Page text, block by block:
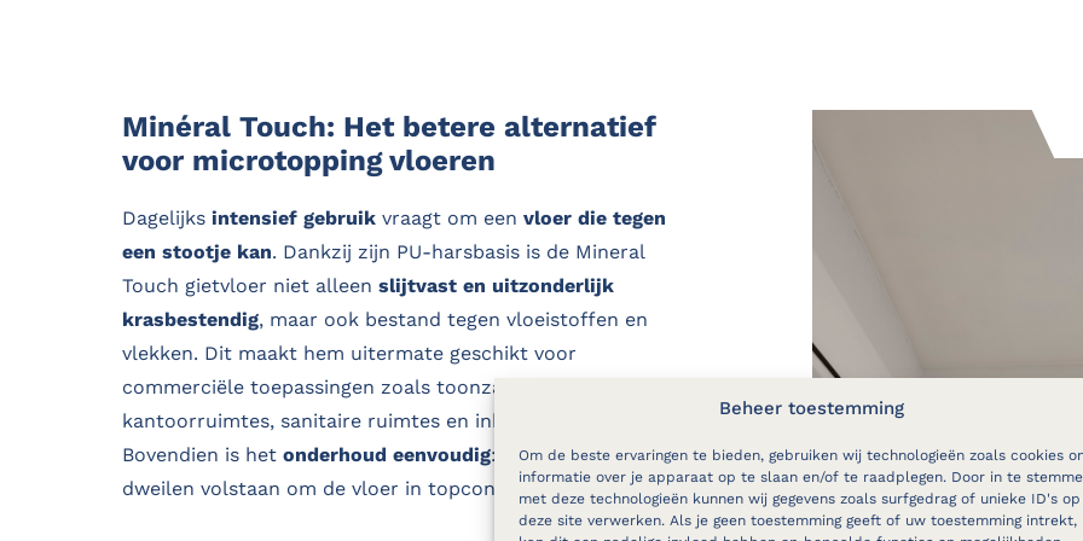
Beheer toestemming
Om de beste ervaringen te bieden, gebruiken wij technologieën zoals cookies
informatie over je apparaat op te slaan en/of te raadplegen. Door in te
met deze technologieën kunnen wij gegevens zoals surfgedrag of unieke ID's op
deze site verwerken. Als je geen toestemming geeft of uw toestemming intrekt,
Minéral Touch: Het betere alternatief
voor microtopping vloeren
Dagelijks intensief gebruikvraagt om een vloer die tegen
een stootje kan. Dankzij zijn PU-harsbasis is de Mineral
Touch gietvloer niet alleen slijtvast en uitzonderlijk
krasbestendig, maar ook bestand tegen vloeistoffen en
vlekken. Dit maakt hem uitermate geschikt voor
commerciële toepassingen zoals toonzalen,
kantoorruimtes, sanitaire ruimtes en inkomhallen.
Bovendien is het onderhoud eenvoudig: stofzuigen en
dweilen volstaan om de vloer in topconditie te houden.